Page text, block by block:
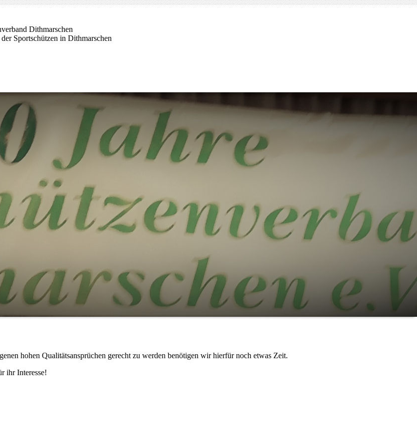
Dithmarschen
Sportschützen in Dithmarschen
hohen Qualitätsansprüchen gerecht zu werden benötigen wir hierfür noch etwas Zeit.
ihr Interesse!